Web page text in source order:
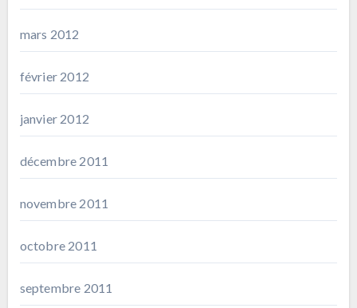
mars 2012
février 2012
janvier 2012
décembre 2011
novembre 2011
octobre 2011
septembre 2011